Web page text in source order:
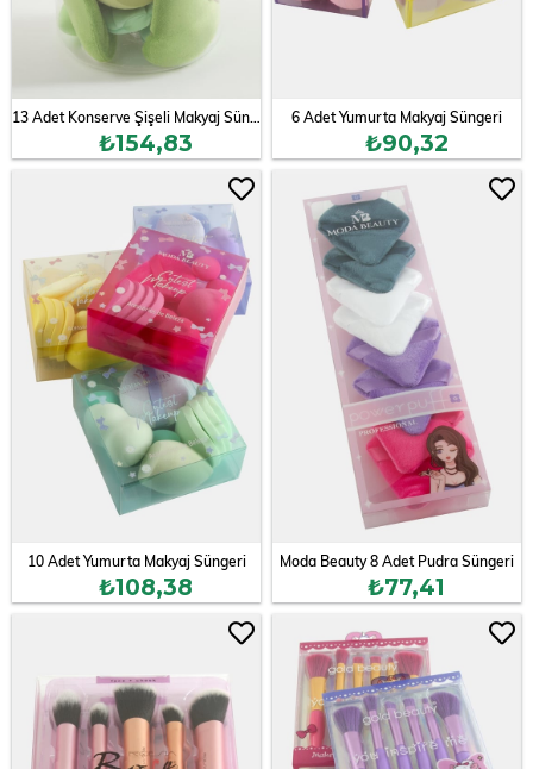
₺154,83
6 Adet Yumurta Makyaj Süngeri
₺90,32
10 Adet Yumurta Makyaj Süngeri
₺108,38
Moda Beauty 8 Adet Pudra Süngeri
₺77,41